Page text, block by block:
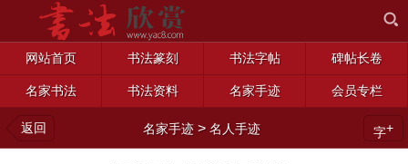
网站首页 书法篆刻 书法字帖 碑帖长卷
名家书法 书法资料 名家手迹 会员专栏
返回 名家手迹 >名人手迹 字+